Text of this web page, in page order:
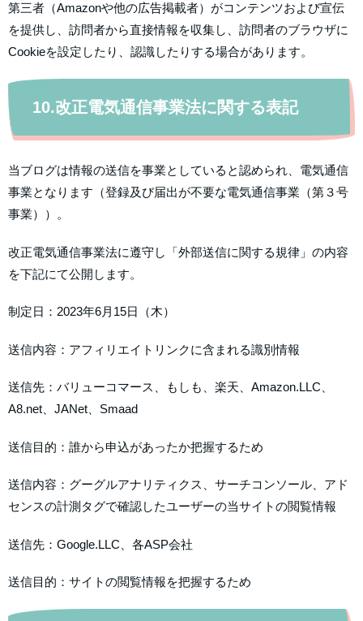
第三者（Amazonや他の広告掲載者）がコンテンツおよび宣伝
を提供し、訪問者から直接情報を収集し、訪問者のブラウザに
Cookieを設定したり、認識したりする場合があります。
10.改正電気通信事業法に関する表記
当ブログは情報の送信を事業としていると認められ、電気通信
事業となります（登録及び届出が不要な電気通信事業（第３号
事業））。
改正電気通信事業法に遵守し「外部送信に関する規律」の内容
を下記にて公開します。
制定日：2023年6月15日（木）
送信内容：アフィリエイトリンクに含まれる識別情報
送信先：バリューコマース、もしも、楽天、Amazon.LLC、
A8.net、JANet、Smaad
送信目的：誰から申込があったか把握するため
送信内容：グーグルアナリティクス、サーチコンソール、アド
センスの計測タグで確認したユーザーの当サイトの閲覧情報
送信先：Google.LLC、各ASP会社
送信目的：サイトの閲覧情報を把握するため